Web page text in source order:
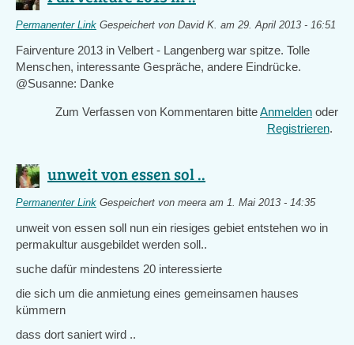
Permanenter Link Gespeichert von David K. am 29. April 2013 - 16:51
Fairventure 2013 in Velbert - Langenberg war spitze. Tolle
Menschen, interessante Gespräche, andere Eindrücke.
@Susanne: Danke
Zum Verfassen von Kommentaren bitteAnmelden oder
Registrieren.
unweit von essen sol ..
Permanenter Link Gespeichert von meera am 1. Mai 2013 - 14:35
unweit von essen soll nun ein riesiges gebiet entstehen wo in
permakultur ausgebildet werden soll..
suche dafür mindestens 20 interessierte
die sich um die anmietung eines gemeinsamen hauses
kümmern
dass dort saniert wird ..